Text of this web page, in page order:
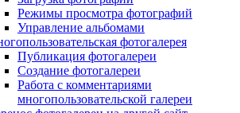
Режимы просмотра фотографий
Управление альбомами
фотогалерея
Публикация фотогалереи
Создание фотогалереи
Работа с комментариями
многопользовательской галереи